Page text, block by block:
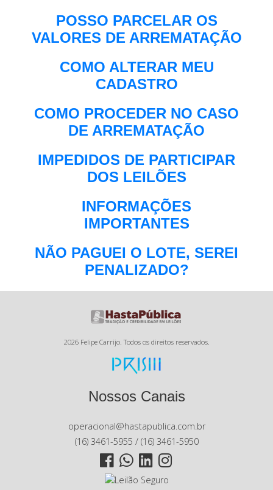
POSSO PARCELAR OS
VALORES DE ARREMATAÇÃO
COMO ALTERAR MEU
CADASTRO
COMO PROCEDER NO CASO
DE ARREMATAÇÃO
IMPEDIDOS DE PARTICIPAR
DOS LEILÕES
INFORMAÇÕES
IMPORTANTES
NÃO PAGUEI O LOTE, SEREI
PENALIZADO?
2026 Felipe Carrijo. Todos os direitos reservados.
Nossos Canais
operacional@hastapublica.com.br
(16) 3461-5955 / (16) 3461-5950